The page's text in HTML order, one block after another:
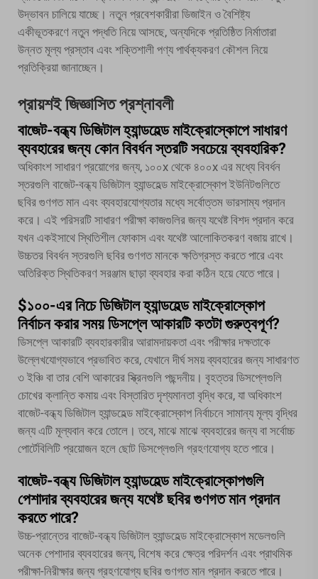
উদ্ভাবন চালিয়ে যাচ্ছে। নতুন প্রবেশকারীরা ডিজাইন ও বৈশিষ্ট্য
একীভূতকরণে নতুন পদ্ধতি নিয়ে আসছে, অন্যদিকে প্রতিষ্ঠিত নির্মাতারা
উন্নত মূল্য প্রস্তাব এবং শক্তিশালী পণ্য পার্থক্যকরণ কৌশল নিয়ে
প্রতিক্রিয়া জানাচ্ছেন।
প্রায়শই জিজ্ঞাসিত প্রশ্নাবলী
বাজেট-বন্ধ্য ডিজিটাল হ্যান্ডহেল্ড মাইক্রোস্কোপে সাধারণ
ব্যবহারের জন্য কোন বিবর্ধন স্তরটি সবচেয়ে ব্যবহারিক?
অধিকাংশ সাধারণ প্রয়োগের জন্য, ১০০x থেকে ৪০০x এর মধ্যে বিবর্ধন
স্তরগুলি বাজেট-বন্ধ্য ডিজিটাল হ্যান্ডহেল্ড মাইক্রোস্কোপ ইউনিটগুলিতে
ছবির গুণগত মান এবং ব্যবহারযোগ্যতার মধ্যে সর্বোত্তম ভারসাম্য প্রদান
করে। এই পরিসরটি সাধারণ পরীক্ষা কাজগুলির জন্য যথেষ্ট বিশদ প্রদান করে
যখন একইসাথে স্থিতিশীল ফোকাস এবং যথেষ্ট আলোকিতকরণ বজায় রাখে।
উচ্চতর বিবর্ধন স্তরগুলি ছবির গুণগত মানকে ক্ষতিগ্রস্ত করতে পারে এবং
অতিরিক্ত স্থিতিকরণ সরঞ্জাম ছাড়া ব্যবহার করা কঠিন হয়ে যেতে পারে।
$১০০-এর নিচে ডিজিটাল হ্যান্ডহেল্ড মাইক্রোস্কোপ
নির্বাচন করার সময় ডিসপ্লে আকারটি কতটা গুরুত্বপূর্ণ?
ডিসপ্লে আকারটি ব্যবহারকারীর আরামদায়কতা এবং পরীক্ষার দক্ষতাকে
উল্লেখযোগ্যভাবে প্রভাবিত করে, যেখানে দীর্ঘ সময় ব্যবহারের জন্য সাধারণত
৩ ইঞ্চি বা তার বেশি আকারের স্ক্রিনগুলি পছন্দনীয়। বৃহত্তর ডিসপ্লেগুলি
চোখের ক্লান্তি কমায় এবং বিস্তারিত দৃশ্যমানতা বৃদ্ধি করে, যা অধিকাংশ
বাজেট-বন্ধ্য ডিজিটাল হ্যান্ডহেল্ড মাইক্রোস্কোপ নির্বাচনে সামান্য মূল্য বৃদ্ধির
জন্য এটি মূল্যবান করে তোলে। তবে, মাঝে মাঝে ব্যবহারের জন্য বা সর্বোচ্চ
পোর্টেবিলিটি প্রয়োজন হলে ছোট ডিসপ্লেগুলি গ্রহণযোগ্য হতে পারে।
বাজেট-বন্ধ্য ডিজিটাল হ্যান্ডহেল্ড মাইক্রোস্কোপগুলি
পেশাদার ব্যবহারের জন্য যথেষ্ট ছবির গুণগত মান প্রদান
করতে পারে?
উচ্চ-প্রান্তের বাজেট-বন্ধ্য ডিজিটাল হ্যান্ডহেল্ড মাইক্রোস্কোপ মডেলগুলি
অনেক পেশাদার ব্যবহারের জন্য, বিশেষ করে ক্ষেত্র পরিদর্শন এবং প্রাথমিক
পরীক্ষা-নিরীক্ষার জন্য গ্রহণযোগ্য ছবির গুণগত মান প্রদান করতে পারে।